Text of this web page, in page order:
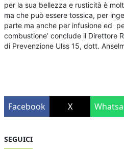
per la sua bellezza e rusticità è
ma che può essere tossica, per
parte ma anche per infusione ed
combustione’ conclude il Direttore
di Prevenzione Ulss 15, dott.
Facebook X
SEGUICI